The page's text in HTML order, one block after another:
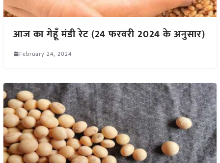
आज का गेहूँ मंडी रेट (24 फरवरी 2024 के अनुसार)
February 24, 2024